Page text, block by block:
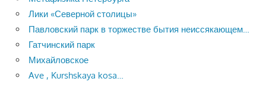
Лики «Северной столицы»
Павловский парк в торжестве бытия неиссякающем…
Гатчинский парк
Михайловское
Ave , Kurshskaya kosa…